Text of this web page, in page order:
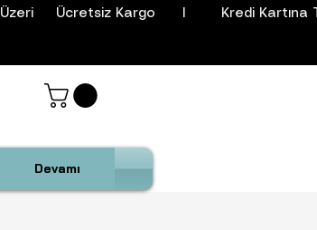
Ücretsiz Kargo      I        Kredi Kartına
Devamı